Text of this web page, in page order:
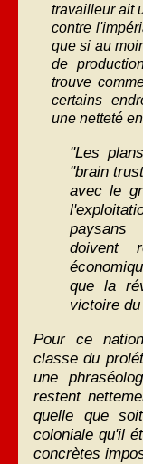
travailleur ait
contre
que si au
de
trouve
certains
une netteté
"Les
"brain
avec le
paysans
doivent
que la
victoire
Pour ce
classe du
une
restent
quelle que
coloniale qu'il
concrètes